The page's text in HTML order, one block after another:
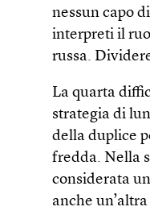
nessun capo
interpreti il
russa.
La quarta
strategia di
della duplice
fredda. Nella
considerata
anche